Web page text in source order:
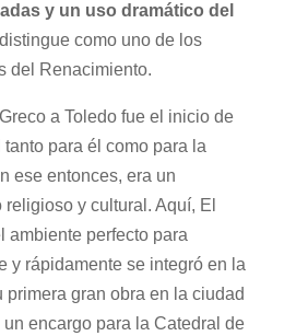
y un uso dramático del
como uno de los
del Renacimiento.
a Toledo fue el inicio de
para él como para la
ese entonces, era un
religioso y cultural. Aquí, El
ambiente perfecto para
y rápidamente se integró en la
primera gran obra en la ciudad
encargo para la Catedral de